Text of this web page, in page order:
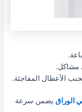
مشاكل.
الأعطال المفاجئة.
الوراق يضمن سرعة